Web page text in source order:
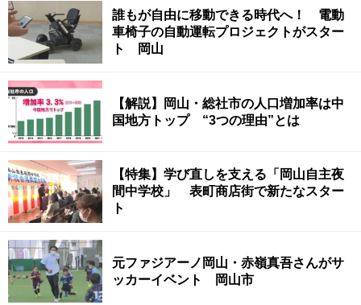
誰もが自由に移動できる時代へ！ 電動
車椅子の自動運転プロジェクトがスター
ト 岡山
【解説】岡山・総社市の人口増加率は中
国地方トップ “3つの理由”とは
【特集】学び直しを支える「岡山自主夜
間中学校」 表町商店街で新たなスター
ト
元ファジアーノ岡山・赤嶺真吾さんがサ
ッカーイベント 岡山市